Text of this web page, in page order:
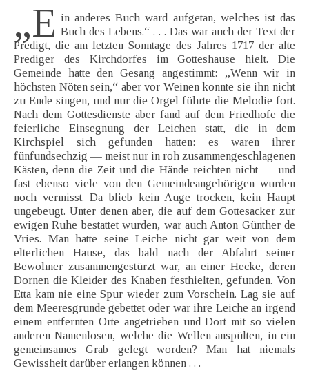
„E in anderes Buch ward aufgetan, welches ist das
Buch des Lebens.“ . . . Das war auch der Text der
Predigt, die am letzten Sonntage des Jahres 1717 der alte
Prediger des Kirchdorfes im Gotteshause hielt. Die
Gemeinde hatte den Gesang angestimmt: „Wenn wir in
höchsten Nöten sein,“ aber vor Weinen konnte sie ihn nicht
zu Ende singen, und nur die Orgel führte die Melodie fort.
Nach dem Gottesdienste aber fand auf dem Friedhofe die
feierliche Einsegnung der Leichen statt, die in dem
Kirchspiel sich gefunden hatten: es waren ihrer
fünfundsechzig — meist nur in roh zusammengeschlagenen
Kästen, denn die Zeit und die Hände reichten nicht — und
fast ebenso viele von den Gemeindeangehörigen wurden
noch vermisst. Da blieb kein Auge trocken, kein Haupt
ungebeugt. Unter denen aber, die auf dem Gottesacker zur
ewigen Ruhe bestattet wurden, war auch Anton Günther de
Vries. Man hatte seine Leiche nicht gar weit von dem
elterlichen Hause, das bald nach der Abfahrt seiner
Bewohner zusammengestürzt war, an einer Hecke, deren
Dornen die Kleider des Knaben festhielten, gefunden. Von
Etta kam nie eine Spur wieder zum Vorschein. Lag sie auf
dem Meeresgrunde gebettet oder war ihre Leiche an irgend
einem entfernten Orte angetrieben und Dort mit so vielen
anderen Namenlosen, welche die Wellen anspülten, in ein
gemeinsames Grab gelegt worden? Man hat niemals
Gewissheit darüber erlangen können . . .